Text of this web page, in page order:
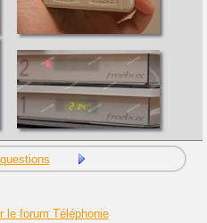
le forum Téléphonie